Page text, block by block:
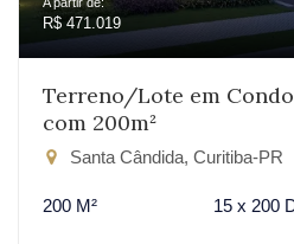
R$ 471.019
Terreno/Lote em
com 200m²
Santa Cândida, Curitiba-PR
200 M² 15 x 200